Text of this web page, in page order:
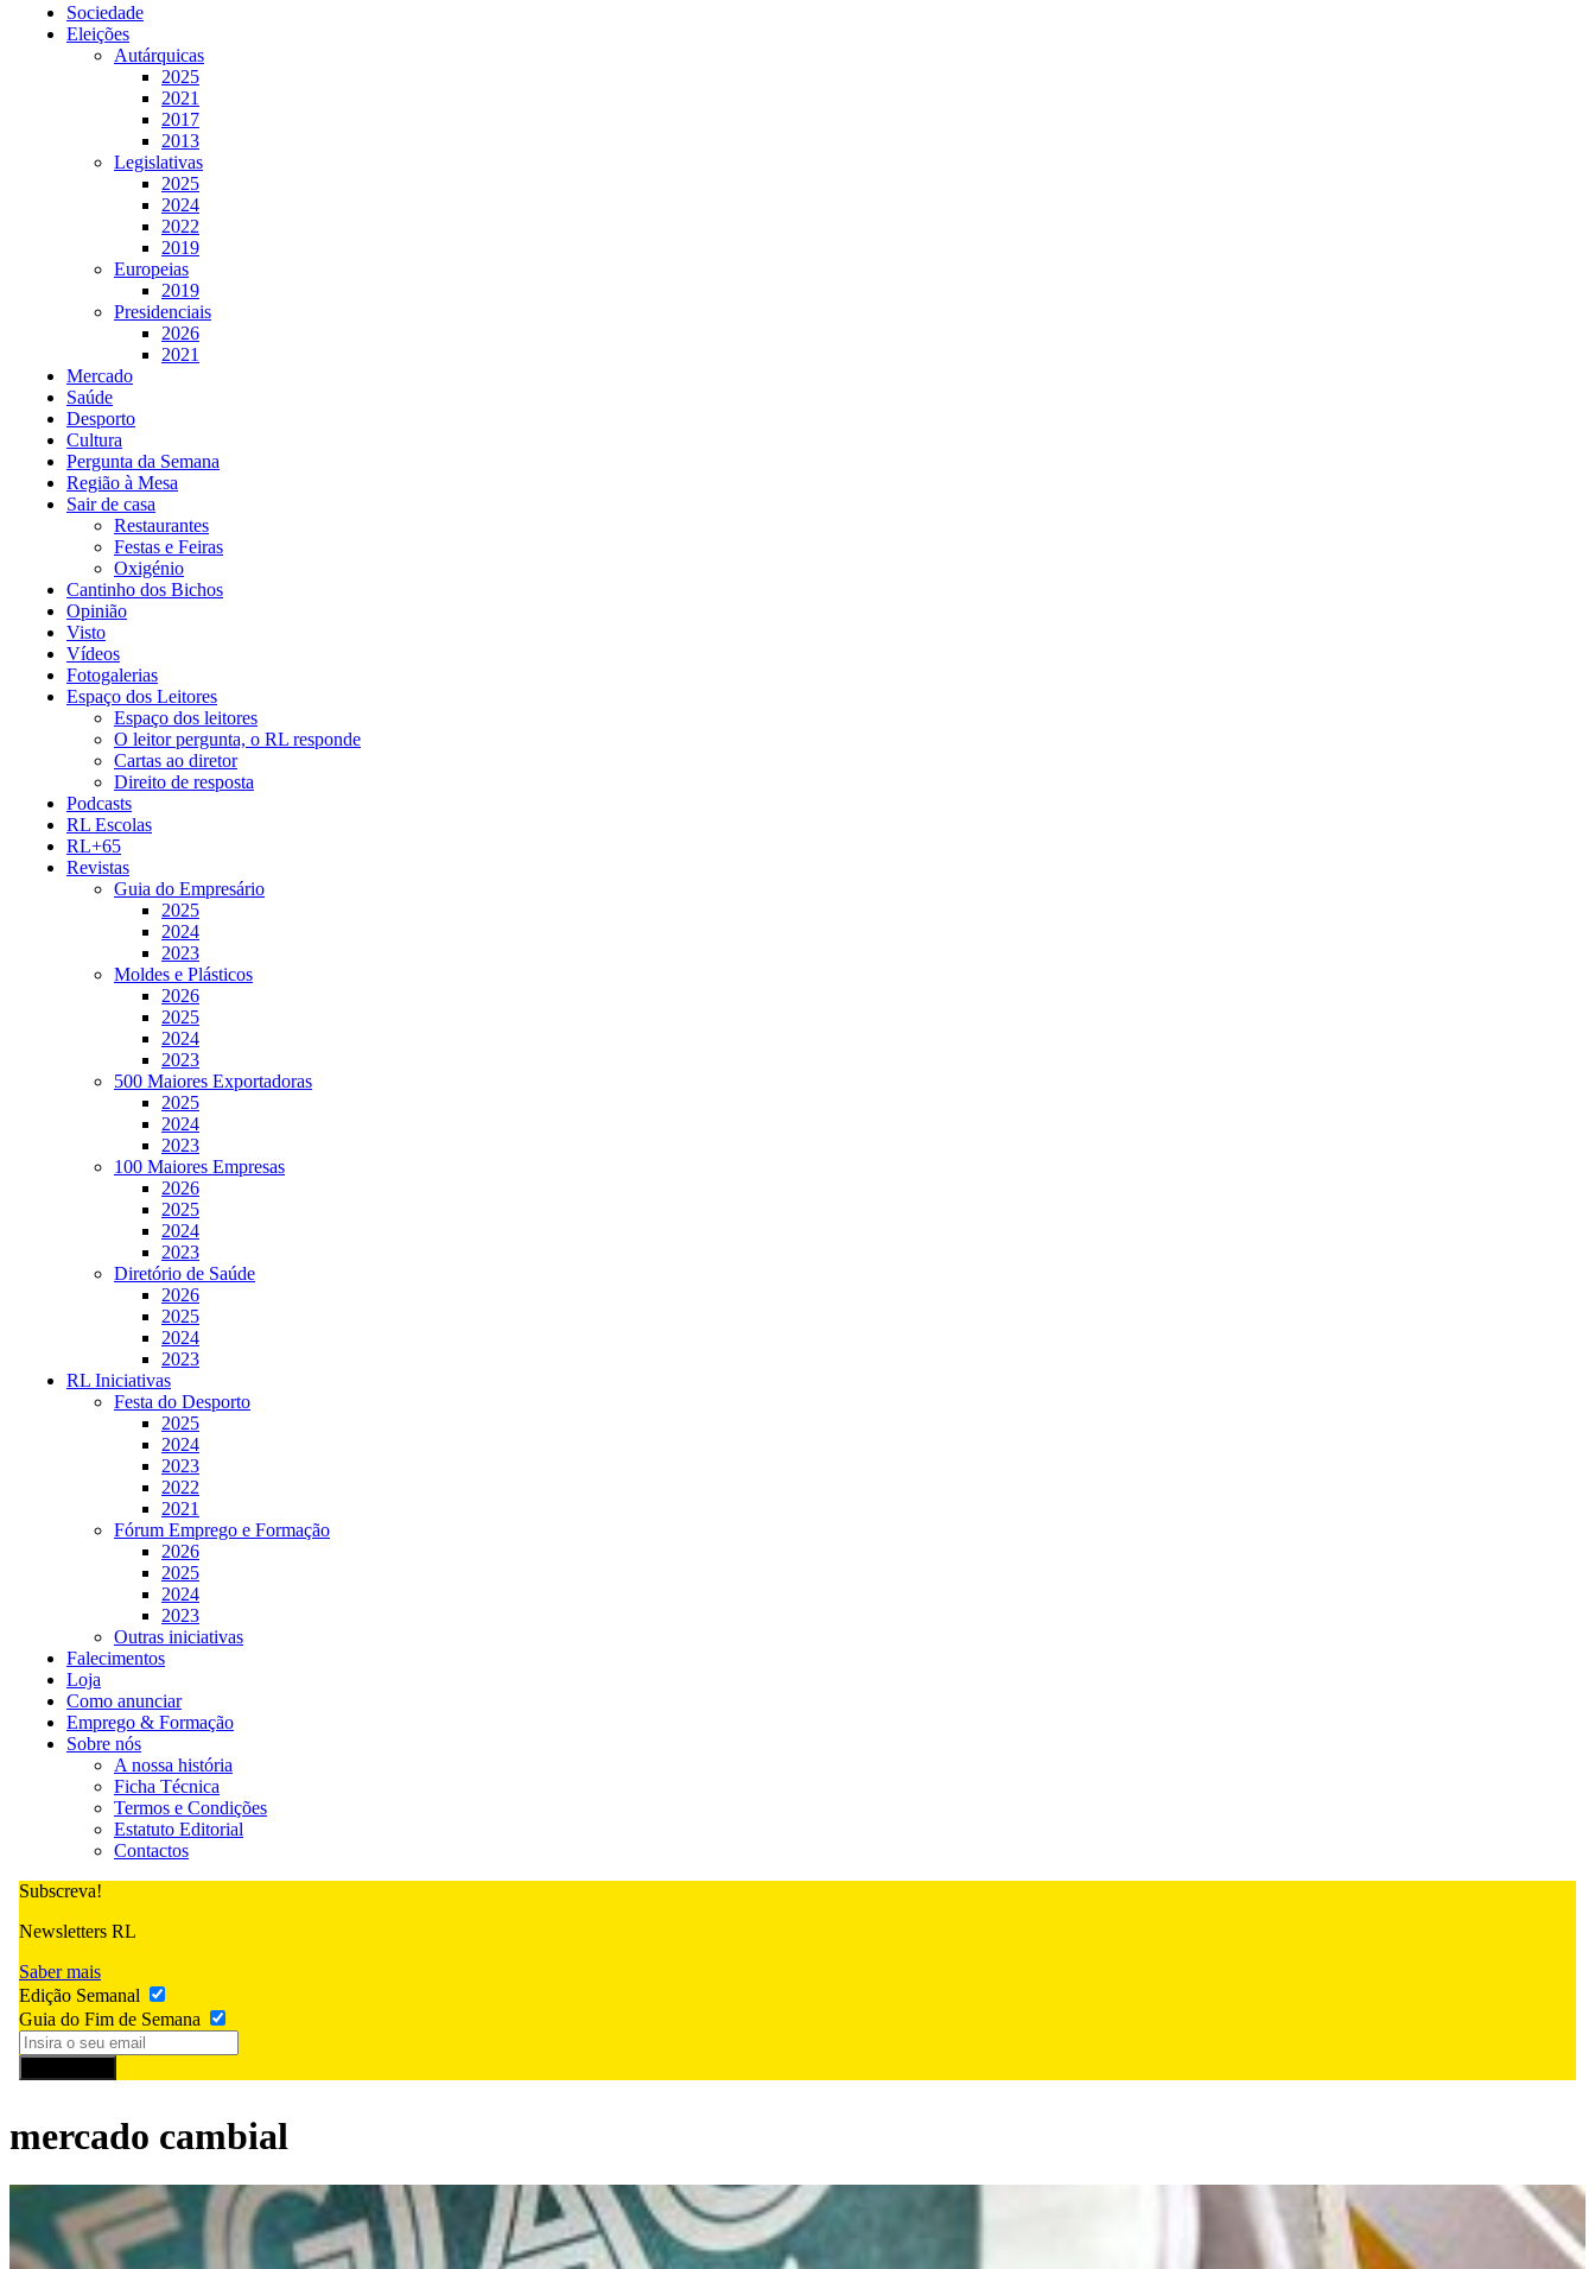
Sociedade
Eleições
Autárquicas
2025
2021
2017
2013
Legislativas
2025
2024
2022
2019
Europeias
2019
Presidenciais
2026
2021
Mercado
Saúde
Desporto
Cultura
Pergunta da Semana
Região à Mesa
Sair de casa
Restaurantes
Festas e Feiras
Oxigénio
Cantinho dos Bichos
Opinião
Visto
Vídeos
Fotogalerias
Espaço dos Leitores
Espaço dos leitores
O leitor pergunta, o RL responde
Cartas ao diretor
Direito de resposta
Podcasts
RL Escolas
RL+65
Revistas
Guia do Empresário
2025
2024
2023
Moldes e Plásticos
2026
2025
2024
2023
500 Maiores Exportadoras
2025
2024
2023
100 Maiores Empresas
2026
2025
2024
2023
Diretório de Saúde
2026
2025
2024
2023
RL Iniciativas
Festa do Desporto
2025
2024
2023
2022
2021
Fórum Emprego e Formação
2026
2025
2024
2023
Outras iniciativas
Falecimentos
Loja
Como anunciar
Emprego & Formação
Sobre nós
A nossa história
Ficha Técnica
Termos e Condições
Estatuto Editorial
Contactos
Subscreva!
Newsletters RL
Saber mais
Edição Semanal
Guia do Fim de Semana
mercado cambial